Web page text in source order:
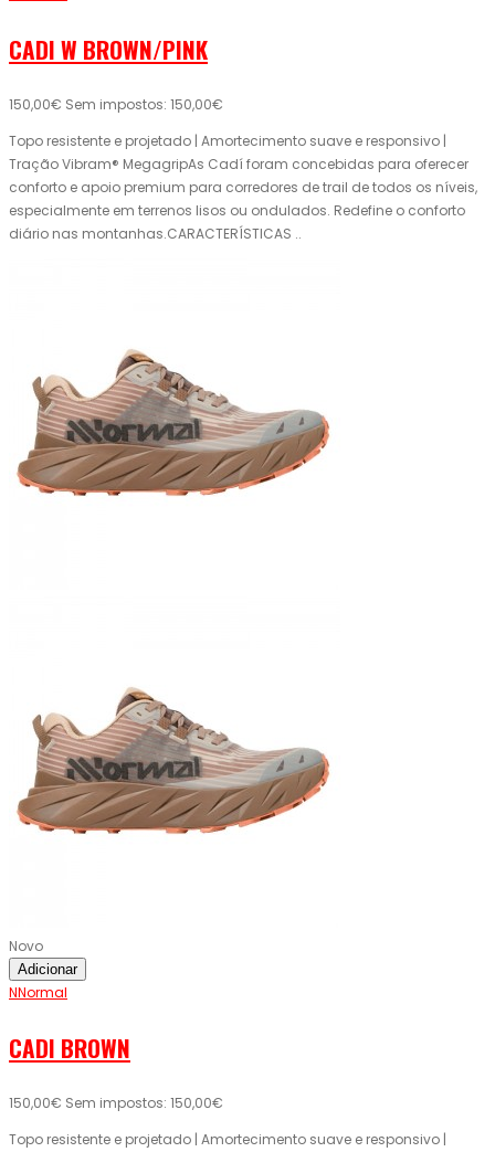
CADI W BROWN/PINK
150,00€ Sem impostos: 150,00€
Topo resistente e projetado | Amortecimento suave e responsivo |
Tração Vibram® MegagripAs Cadí foram concebidas para oferecer
conforto e apoio premium para corredores de trail de todos os níveis,
especialmente em terrenos lisos ou ondulados. Redefine o conforto
diário nas montanhas.CARACTERÍSTICAS ..
Novo
Adicionar
NNormal
CADI BROWN
150,00€ Sem impostos: 150,00€
Topo resistente e projetado | Amortecimento suave e responsivo |